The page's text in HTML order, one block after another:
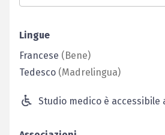
Lingue
Francese (Bene)
Tedesco (Madrelingua)
Studio medico è accessibile